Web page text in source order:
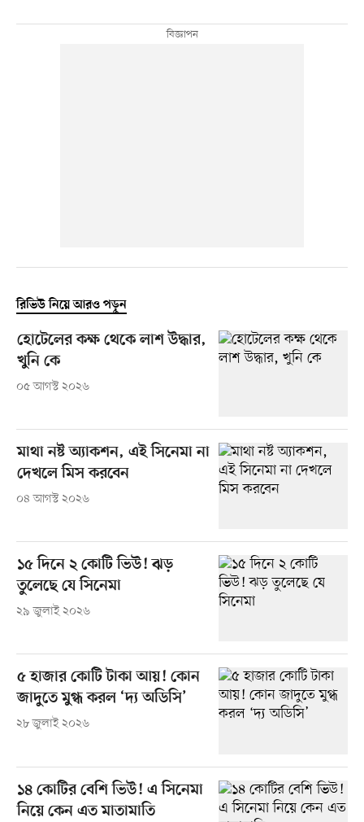
রিভিউ নিয়ে আরও পড়ুন
হোটেলের কক্ষ থেকে লাশ উদ্ধার,
খুনি কে
০৫ আগস্ট ২০২৬
মাথা নষ্ট অ্যাকশন, এই সিনেমা না
দেখলে মিস করবেন
০৪ আগস্ট ২০২৬
১৫ দিনে ২ কোটি ভিউ! ঝড়
তুলেছে যে সিনেমা
২৯ জুলাই ২০২৬
৫ হাজার কোটি টাকা আয়! কোন
জাদুতে মুগ্ধ করল ‘দ্য অডিসি’
২৮ জুলাই ২০২৬
১৪ কোটির বেশি ভিউ! এ সিনেমা
নিয়ে কেন এত মাতামাতি